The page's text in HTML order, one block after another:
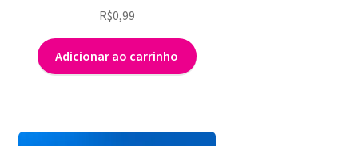
R$0,99
Adicionar ao carrinho